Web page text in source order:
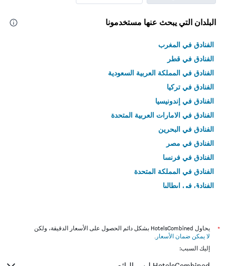
البلدان التي يبحث عنها مستخدمونا
الفنادق في المغرب
الفنادق في قطر
الفنادق في المملكة العربية السعودية
الفنادق في تركيا
الفنادق في إندونيسيا
الفنادق في الامارات العربية المتحدة
الفنادق في البحرين
الفنادق في مصر
الفنادق في فرنسا
الفنادق في المملكة المتحدة
الفنادق في إيطاليا
*
يحاول HotelsCombined بشكل دائم الحصول على الأسعار الدقيقة، ولكن
لا يمكن ضمان الأسعار .
إليك السبب: